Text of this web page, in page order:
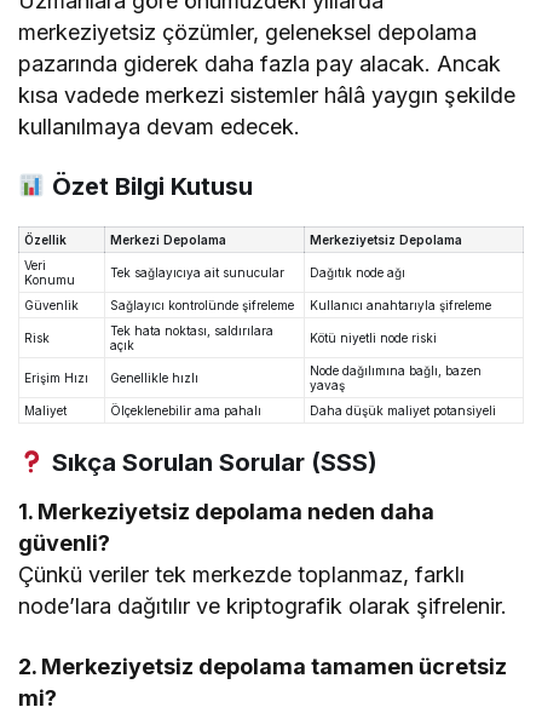
merkeziyetsiz çözümler, geleneksel depolama
pazarında giderek daha fazla pay alacak. Ancak
kısa vadede merkezi sistemler hâlâ yaygın şekilde
kullanılmaya devam edecek.
Özet Bilgi Kutusu
Özellik Merkezi Depolama
Merkeziyetsiz Depolama
Veri
Konumu
Tek sağlayıcıya ait sunucular Dağıtık node ağı
Güvenlik Sağlayıcı kontrolünde şifreleme Kullanıcı anahtarıyla şifreleme
Risk
Tek hata noktası, saldırılara
açık
Kötü niyetli node riski
Erişim Hızı Genellikle hızlı
Node dağılımına bağlı, bazen
yavaş
Maliyet
Ölçeklenebilir ama pahalı Daha düşük maliyet potansiyeli
Sıkça Sorulan Sorular (SSS)
1. Merkeziyetsiz depolama neden daha
güvenli?
Çünkü veriler tek merkezde toplanmaz, farklı
node’lara dağıtılır ve kriptografik olarak şifrelenir.
2. Merkeziyetsiz depolama tamamen ücretsiz
mi?